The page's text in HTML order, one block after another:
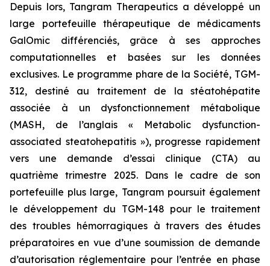
Depuis lors, Tangram Therapeutics a développé un
large portefeuille thérapeutique de médicaments
GalOmic différenciés, grâce à ses approches
computationnelles et basées sur les données
exclusives. Le programme phare de la Société, TGM-
312, destiné au traitement de la stéatohépatite
associée à un dysfonctionnement métabolique
(MASH, de l’anglais « Metabolic dysfunction-
associated steatohepatitis »), progresse rapidement
vers une demande d’essai clinique (CTA) au
quatrième trimestre 2025. Dans le cadre de son
portefeuille plus large, Tangram poursuit également
le développement du TGM-148 pour le traitement
des troubles hémorragiques à travers des études
préparatoires en vue d’une soumission de demande
d’autorisation réglementaire pour l’entrée en phase